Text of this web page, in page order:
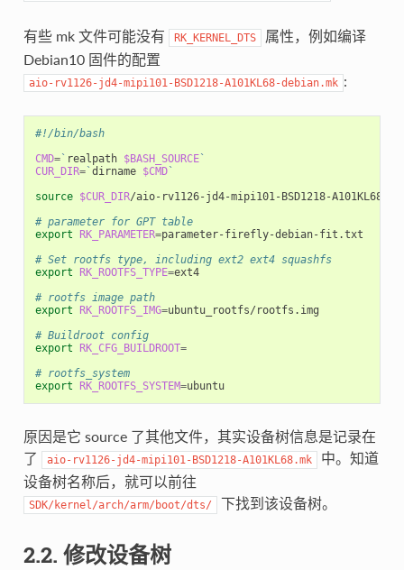
有些 mk 文件可能没有 RK_KERNEL_DTS
属性，例如编译
Debian10 固件的配置
aio-rv1126-jd4-mipi101-BSD1218-A101KL68-debian.mk :
#!/bin/bash
CMD=` realpath $BASH_SOURCE`
CUR_DIR=` dirname $CMD`
source $CUR_DIR/aio-rv1126-jd4-mipi101-BSD1218-A101KL68.mk
# parameter for GPT table
export
RK_PARAMETER=parameter-firefly-debian-fit.txt
# Set rootfs type, including ext2 ext4 squashfs
export
RK_ROOTFS_TYPE=ext4
# rootfs image path
export
RK_ROOTFS_IMG=ubuntu_rootfs/rootfs.img
# Buildroot config
export
RK_CFG_BUILDROOT=
# rootfs_system
export
RK_ROOTFS_SYSTEM= ubuntu
原因是它 source 了其他文件，其实设备树信息是记录在
了
aio-rv1126-jd4-mipi101-BSD1218-A101KL68.mk
中。知道
设备树名称后，就可以前往
SDK/kernel/arch/arm/boot/dts/ 下找到该设备树。
2.2. 修改设备树